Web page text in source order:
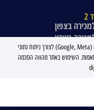
בצפון
בשרון
במרכז
בדרום
אתר זה עושה שימוש בקובצי Cookies ובפיקסלים (Google, Meta) לצורך ניתוח נתוני
השימוש באתר מהווה הסכמה